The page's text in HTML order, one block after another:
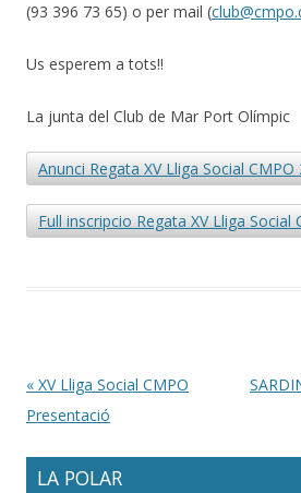
(93 396 73 65) o per mail (
Us esperem a tots!!
La junta del Club de Mar Port Olímpic
Anunci Regata XV Lliga Social CMPO
Full inscripcio Regata XV Lliga Social
Post navigation
« XV Lliga Social CMPO
Presentació
LA POLAR